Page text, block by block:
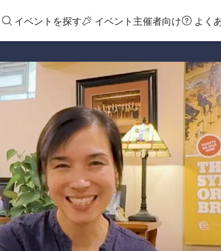
イベントを探す イベント主催者向け よく